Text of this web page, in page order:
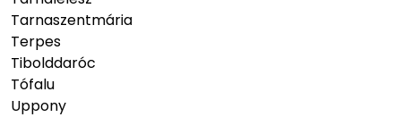
Tarnaszentmária
Terpes
Tibolddaróc
Tófalu
Uppony